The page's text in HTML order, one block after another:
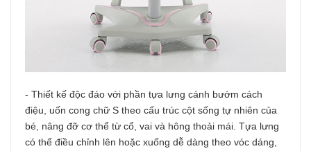
- Thiết kế độc đáo với phần tựa lưng cánh bướm cách
điệu, uốn cong chữ S theo cấu trúc cột sống tự nhiên của
bé, nâng đỡ cơ thể từ cổ, vai và hông thoải mái. Tựa lưng
có thể điều chỉnh lên hoặc xuống dễ dàng theo vóc dáng,